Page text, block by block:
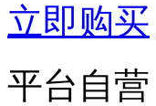
立即购买
平台自营